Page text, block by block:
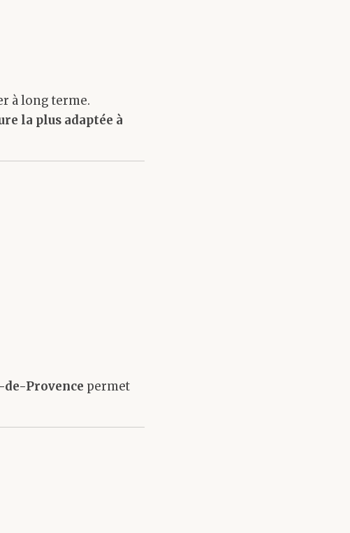
à long terme.
la plus adaptée à
de-Provence permet